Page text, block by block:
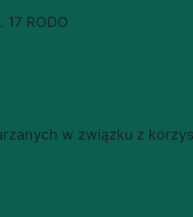
RODO
w związku z